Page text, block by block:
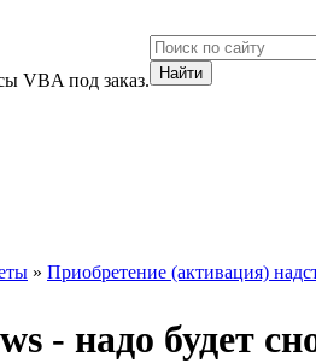
VBA под заказ.
» Приобретение (активация)
- надо будет